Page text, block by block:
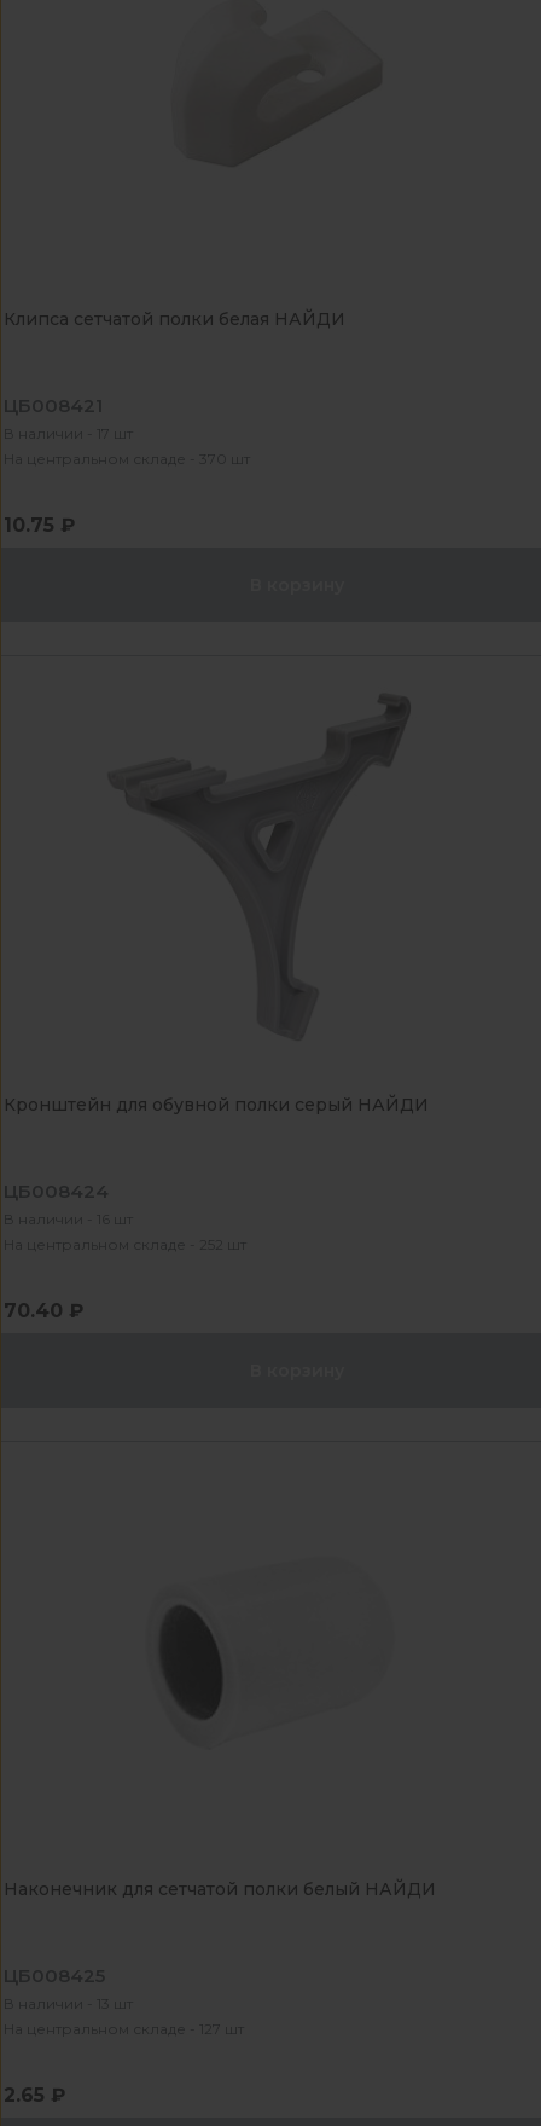
Клипса сетчатой полки белая НАЙДИ
ЦБ008421
В наличии - 17 шт
На центральном складе - 370 шт
10.75 ₽
Кронштейн для обувной полки серый НАЙДИ
ЦБ008424
В наличии - 16 шт
На центральном складе - 252 шт
70.40 ₽
Наконечник для сетчатой полки белый НАЙДИ
ЦБ008425
В наличии - 13 шт
На центральном складе - 127 шт
2.65 ₽